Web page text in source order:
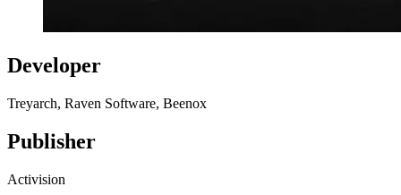
Developer
Treyarch, Raven Software, Beenox
Publisher
Activision